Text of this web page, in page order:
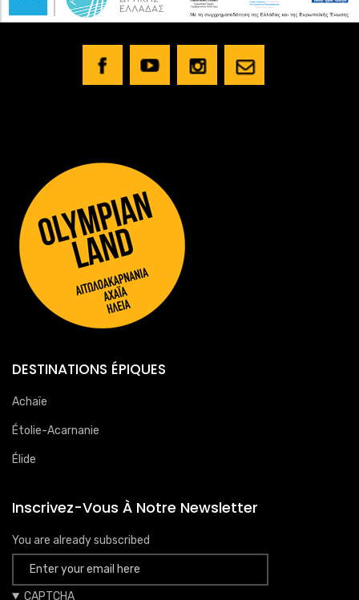
DESTINATIONS ÉPIQUES
Achaïe
Étolie-Acarnanie
Élide
Inscrivez-Vous À Notre Newsletter
You are already subscribed
CAPTCHA